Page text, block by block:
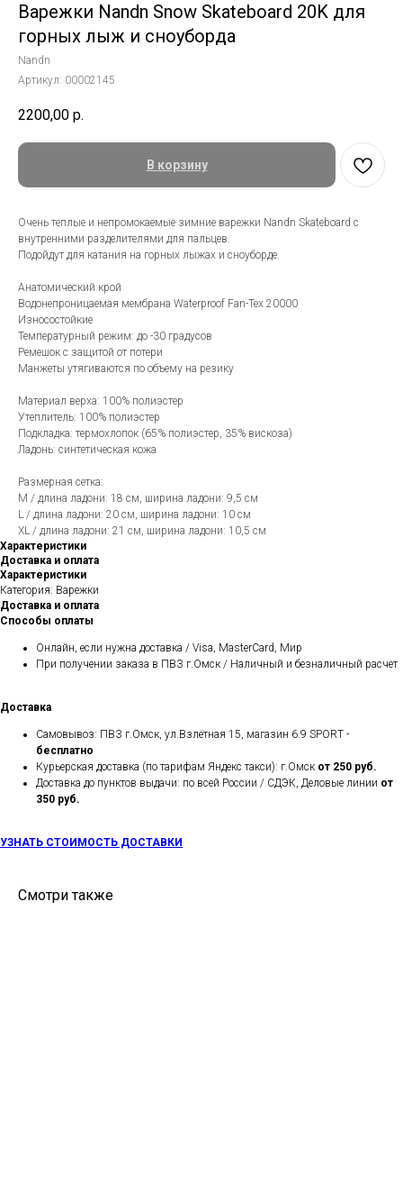
Варежки Nandn Snow Skateboard 20K для
горных лыж и сноуборда
Nandn
Артикул: 00002145
2200,00 р.
В корзину
Очень теплые и непромокаемые зимние варежки Nandn Skateboard с
внутренними разделителями для пальцев.
Подойдут для катания на горных лыжах и сноуборде.
Анатомический крой
Водонепроницаемая мембрана Waterproof Fan-Tex 20000
Износостойкие
Температурный режим: до -30 градусов
Ремешок с защитой от потери
Манжеты утягиваются по объему на резику
Материал верха: 100% полиэстер
Утеплитель: 100% полиэстер
Подкладка: термохлопок (65% полиэстер, 35% вискоза)
Ладонь: синтетическая кожа
Размерная сетка:
M / длина ладони: 18 см, ширина ладони: 9,5 см
L / длина ладони: 20 см, ширина ладони: 10 см
XL / длина ладони: 21 см, ширина ладони: 10,5 см
Характеристики
Доставка и оплата
Характеристики
Категория: Варежки
Доставка и оплата
Способы оплаты
Онлайн, если нужна доставка / Visa, MasterCard, Мир
При получении заказа в ПВЗ г.Омск / Наличный и безналичный расчет
Доставка
Самовывоз: ПВЗ г.Омск, ул.Взлётная 15, магазин 6.9 SPORT -
бесплатно
Курьерская доставка (по тарифам Яндекс такси): г.Омск от 250 руб.
Доставка до пунктов выдачи: по всей России / СДЭК, Деловые линии от
350 руб.
УЗНАТЬ СТОИМОСТЬ ДОСТАВКИ
Смотри также